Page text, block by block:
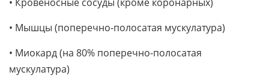
• Мышцы (поперечно-полосатая мускулатура)
• Миокард (на 80% поперечно-полосатая
мускулатура)